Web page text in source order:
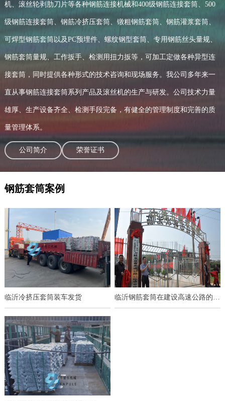
机、滚丝轮剥肋刀片等各种钢筋连接机械和400级钢筋连接套筒、500
级钢筋连接套筒、钢筋冷挤压套筒、镦粗钢筋套筒、钢筋灌浆套筒、
可焊型钢筋套筒以及PC预埋件、螺纹钢型套筒、专用钢筋丝头量规、
钢筋套筒量规、工作扳手、检测用扭力扳等，可加工定做各种异型连
接套筒，同时提供各种形式的技术咨询和现场服务。我公司多年来一
直从事钢筋连接套筒系列产品及滚丝机的生产与研发。公司技术力量
雄厚、生产设备齐全、检测手段完备，有健全的管理制度和完善的质
量管理体系。
公司简介 荣誉证书
钢筋套筒案例
临沂冷挤压套筒装车发货 临沂钢筋套筒在建设高速公路的应用